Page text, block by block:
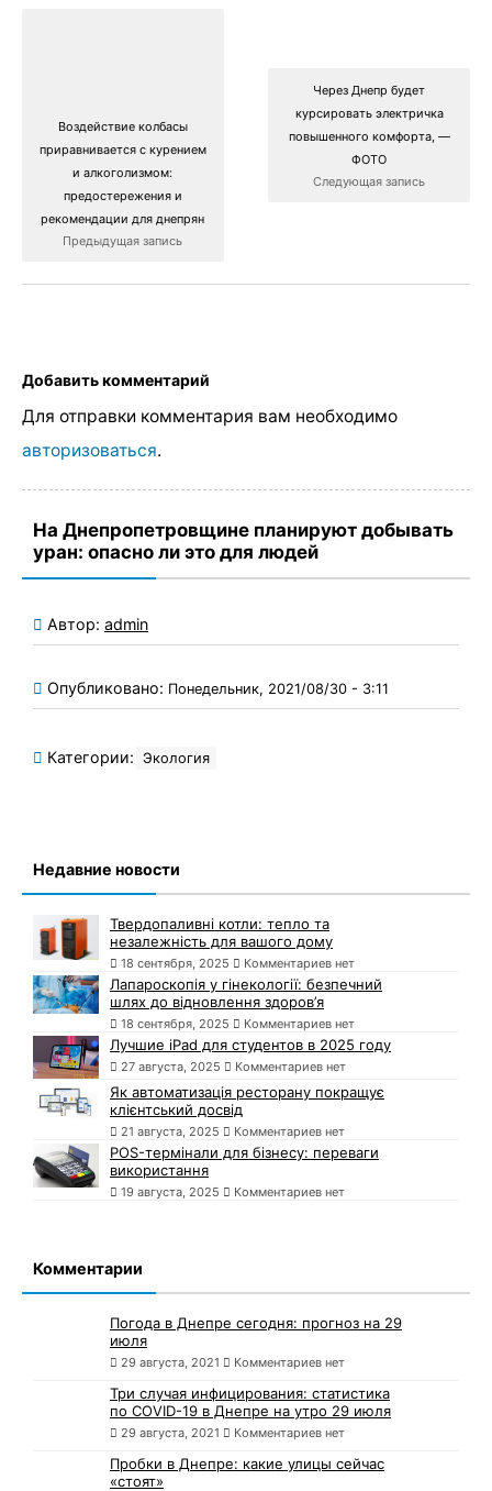
Воздействие колбасы
приравнивается с курением
и алкоголизмом:
предостережения и
рекомендации для днепрян
Предыдущая запись
Через Днепр будет
курсировать электричка
повышенного комфорта, —
ФОТО
Следующая запись
Добавить комментарий
Для отправки комментария вам необходимо
авторизоваться.
На Днепропетровщине планируют добывать
уран: опасно ли это для людей
Автор: admin
Опубликовано: Понедельник, 2021/08/30 - 3:11
Категории: Экология
Недавние новости
Твердопаливні котли: тепло та
незалежність для вашого дому
18 сентября, 2025 Комментариев нет
Лапароскопія у гінекології: безпечний
шлях до відновлення здоров’я
18 сентября, 2025 Комментариев нет
Лучшие iPad для студентов в 2025 году
27 августа, 2025 Комментариев нет
Як автоматизація ресторану покращує
клієнтський досвід
21 августа, 2025 Комментариев нет
POS-термінали для бізнесу: переваги
використання
19 августа, 2025 Комментариев нет
Комментарии
Погода в Днепре сегодня: прогноз на 29
июля
29 августа, 2021 Комментариев нет
Три случая инфицирования: статистика
по COVID-19 в Днепре на утро 29 июля
29 августа, 2021 Комментариев нет
Пробки в Днепре: какие улицы сейчас
«стоят»